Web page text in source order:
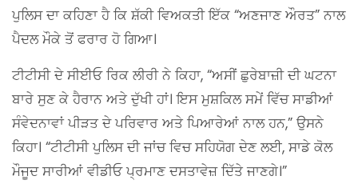
ਪੁਲਿਸ ਦਾ ਕਹਿਣਾ ਹੈ ਕਿ ਸ਼ੱਕੀ ਵਿਅਕਤੀ ਇੱਕ “ਅਣਜਾਣ ਔਰਤ” ਨਾਲ
ਪੈਦਲ ਮੌਕੇ ਤੋਂ ਫਰਾਰ ਹੋ ਗਿਆ।
ਟੀਟੀਸੀ ਦੇ ਸੀਈਓ ਰਿਕ ਲੀਰੀ ਨੇ ਕਿਹਾ, “ਅਸੀਂ ਛੁਰੇਬਾਜ਼ੀ ਦੀ ਘਟਨਾ
ਬਾਰੇ ਸੁਣ ਕੇ ਹੈਰਾਨ ਅਤੇ ਦੁੱਖੀ ਹਾਂ। ਇਸ ਮੁਸ਼ਕਿਲ ਸਮੇਂ ਵਿੱਚ ਸਾਡੀਆਂ
ਸੰਵੇਦਨਾਵਾਂ ਪੀੜਤ ਦੇ ਪਰਿਵਾਰ ਅਤੇ ਪਿਆਰੇਆਂ ਨਾਲ ਹਨ,” ਉਸਨੇ
ਕਿਹਾ। “ਟੀਟੀਸੀ ਪੁਲਿਸ ਦੀ ਜਾਂਚ ਵਿਚ ਸਹਿਯੋਗ ਦੇਣ ਲਈ, ਸਾਡੇ ਕੋਲ
ਮੌਜੂਦ ਸਾਰੀਆਂ ਵੀਡੀਓ ਪ੍ਰਮਾਣ ਦਸਤਾਵੇਜ਼ ਦਿੱਤੇ ਜਾਣਗੇ।”